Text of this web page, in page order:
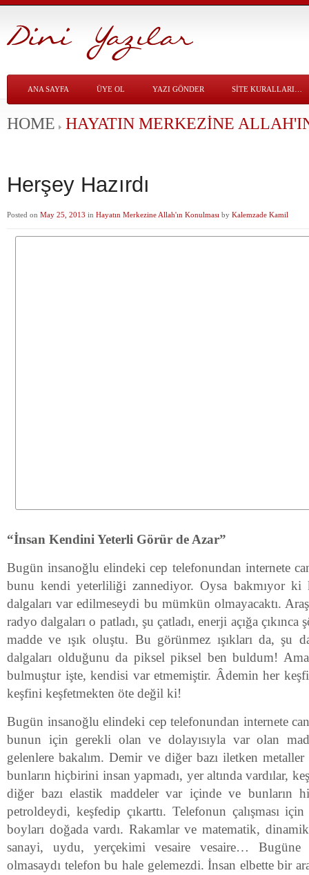
ANA SAYFA ÜYE OL YAZI GÖNDER SITE KURALLARI…
HOME HAYATIN MERKEZINE
Herşey Hazırdı
Posted on May 25, 2013 in Hayatın Merkezine Allah'ın Konulması by Kalemzade Kamil
“İnsan Kendini Yeterli Görür de Azar”
Bugün insanoğlu elindeki cep telefonundan internete
bunu kendi yeterliliği zannediyor. Oysa bakmıyor ki
dalgaları var edilmeseydi bu mümkün olmayacaktı.
radyo dalgaları o patladı, şu çatladı, enerji açığa
madde ve ışık oluştu. Bu görünmez ışıkları da, şu
dalgaları olduğunu da piksel piksel ben buldum!
bulmuştur işte, kendisi var etmemiştir. Âdemin her
keşfini keşfetmekten öte değil ki!
Bugün insanoğlu elindeki cep telefonundan internete
bunun için gerekli olan ve dolayısıyla var olan
gelenlere bakalım. Demir ve diğer bazı iletken
bunların hiçbirini insan yapmadı, yer altında vardılar,
diğer bazı elastik maddeler var içinde ve bunların
petroldeydi, keşfedip çıkarttı. Telefonun çalışması
boyları doğada vardı. Rakamlar ve matematik,
sanayi, uydu, yerçekimi vesaire vesaire… Bugüne
olmasaydı telefon bu hale gelemezdi. İnsan elbette bir